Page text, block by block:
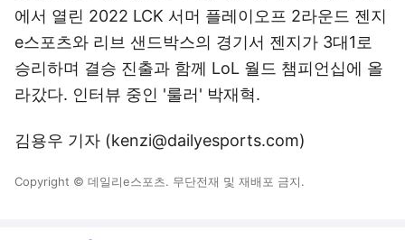
에서 열린 2022 LCK 서머 플레이오프 2라운드 젠지
e스포츠와 리브 샌드박스의 경기서 젠지가 3대1로
승리하며 결승 진출과 함께 LoL 월드 챔피언십에 올
라갔다. 인터뷰 중인 '룰러' 박재혁.
김용우 기자 (kenzi@dailyesports.com)
Copyright © 데일리e스포츠. 무단전재 및 재배포 금지.